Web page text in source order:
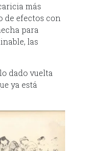
más
de efectos con
para
las
dado vuelta
ya está